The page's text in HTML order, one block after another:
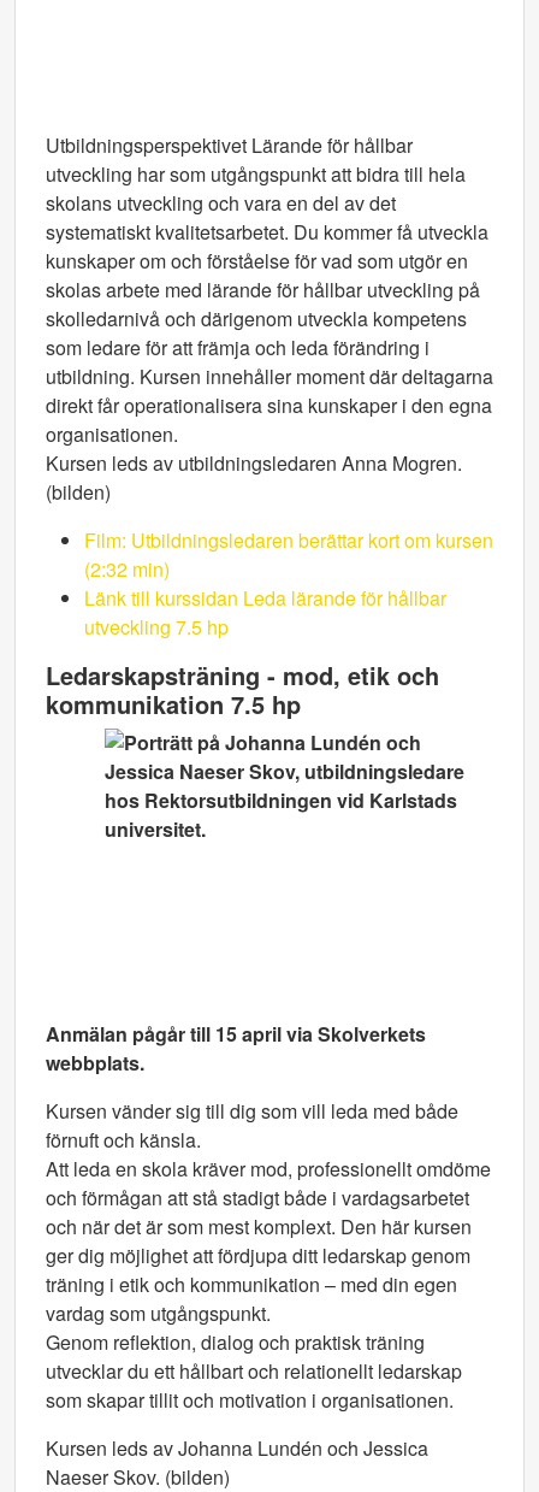
Utbildningsperspektivet Lärande för hållbar
utveckling har som utgångspunkt att bidra till hela
skolans utveckling och vara en del av det
systematiskt kvalitetsarbetet. Du kommer få utveckla
kunskaper om och förståelse för vad som utgör en
skolas arbete med lärande för hållbar utveckling på
skolledarnivå och därigenom utveckla kompetens
som ledare för att främja och leda förändring i
utbildning. Kursen innehåller moment där deltagarna
direkt får operationalisera sina kunskaper i den egna
organisationen.
Kursen leds av utbildningsledaren Anna Mogren.
(bilden)
Film: Utbildningsledaren berättar kort om kursen
(2:32 min)
Länk till kurssidan Leda lärande för hållbar
utveckling 7.5 hp
Ledarskapsträning - mod, etik och
kommunikation 7.5 hp
Anmälan pågår till 15 april via Skolverkets
webbplats.
Kursen vänder sig till dig som vill leda med både
förnuft och känsla.
Att leda en skola kräver mod, professionellt omdöme
och förmågan att stå stadigt både i vardagsarbetet
och när det är som mest komplext. Den här kursen
ger dig möjlighet att fördjupa ditt ledarskap genom
träning i etik och kommunikation – med din egen
vardag som utgångspunkt.
Genom reflektion, dialog och praktisk träning
utvecklar du ett hållbart och relationellt ledarskap
som skapar tillit och motivation i organisationen.
Kursen leds av Johanna Lundén och Jessica
Naeser Skov. (bilden)